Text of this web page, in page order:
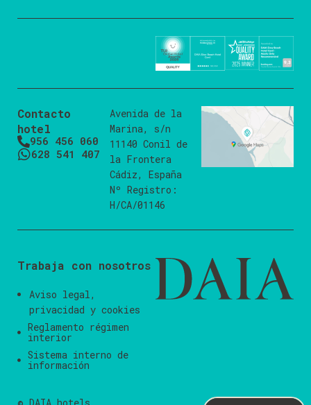
Contacto
hotel
956 456 060
628 541 407
Avenida de la
Marina, s/n
11140 Conil de
la Frontera
Cádiz, España
Nº Registro:
H/CA/01146
Trabaja con nosotros
Aviso legal,
privacidad y cookies
Reglamento régimen
interior
Sistema interno de
información